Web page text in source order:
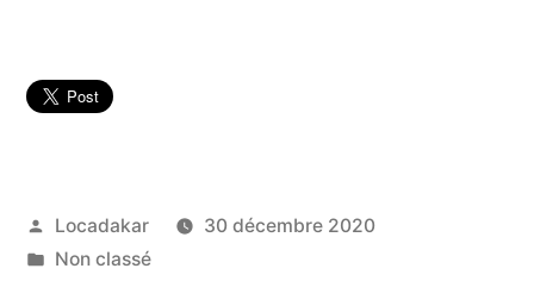
Publié
par
Locadakar
30 décembre 2020
Publié
Non classé